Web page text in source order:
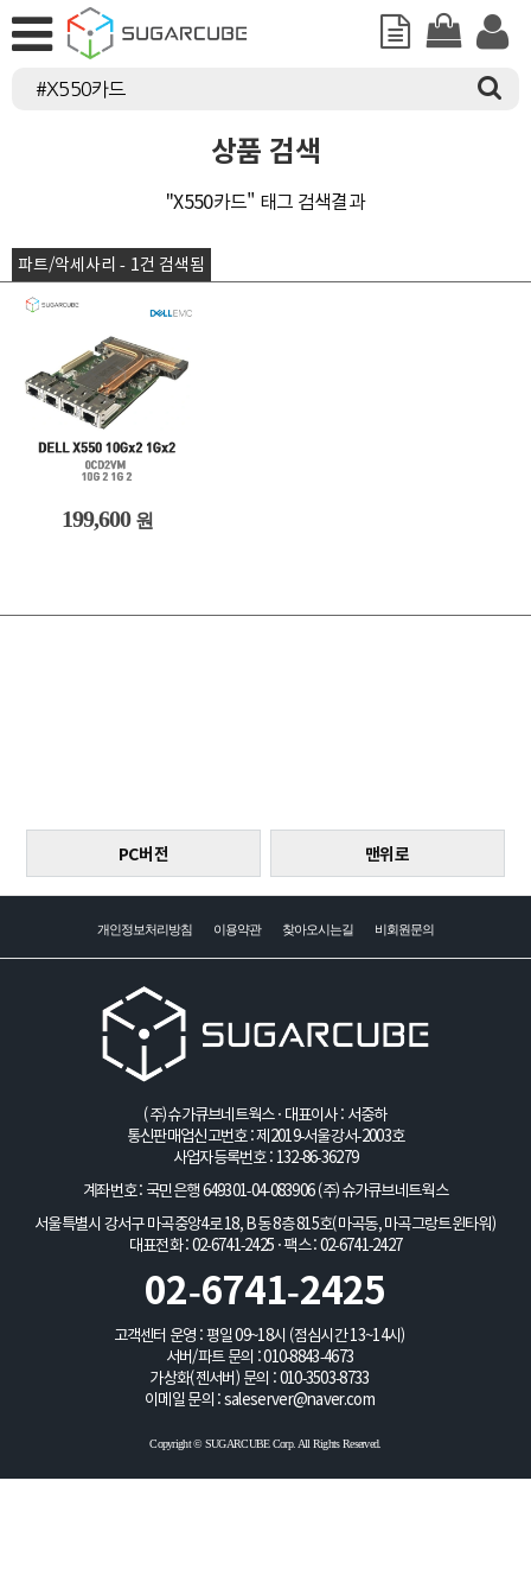
상품 검색
"X550카드" 태그 검색결과
파트/악세사리 - 1건 검색됨
199,600 원
PC버전 맨위로
개인정보처리방침 이용약관 찾아오시는길 비회원문의
(주)슈가큐브네트웍스 · 대표이사 : 서중하
통신판매업신고번호 : 제2019-서울강서-2003호
사업자등록번호 : 132-86-36279
계좌번호 : 국민은행 649301-04-083906 (주)슈가큐브네트웍스
서울특별시 강서구 마곡중앙4로 18, B동 8층 815호(마곡동, 마곡그랑트윈타워)
대표전화 : 02-6741-2425 · 팩스 : 02-6741-2427
02-6741-2425
고객센터 운영 : 평일 09~18시 (점심시간 13~14시)
서버/파트 문의 :010-8843-4673
가상화(젠서버) 문의 : 010-3503-8733
이메일 문의 : saleserver@naver.com
Copyright © SUGARCUBE Corp. All Rights Reserved.